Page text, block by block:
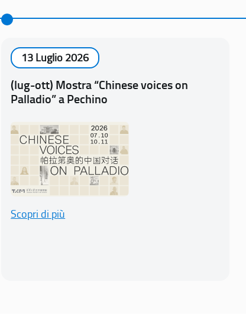
13 Luglio 2026
(lug-ott) Mostra “Chinese voices on
Palladio” a Pechino
Scopri di più